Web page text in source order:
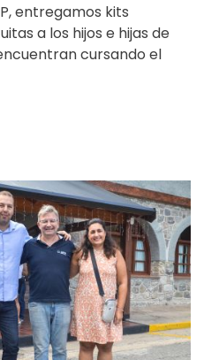
entregamos kits
a los hijos e hijas de
cursando el